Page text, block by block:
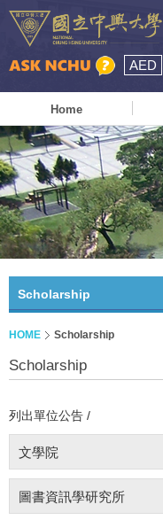
AED
Home
Scholarship
HOME Scholarship
Scholarship
列出單位公告 /
文學院
圖書資訊學研究所